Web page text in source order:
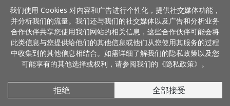
我们使用 Cookies 对内容和广告进行个性化，提供社交媒体功能，
并分析我们的流量。我们还与我们的社交媒体以及广告和分析业务
合作伙伴共享您使用我们网站的相关信息，这些合作伙伴可能会将
此类信息与您提供给他们的其他信息或他们从您使用其服务的过程
中收集到的其他信息相结合。如需详细了解我们的隐私政策以及您
可能享有的其他选择或权利，请参阅我们的《隐私政策》。
拒绝 全部接受
付款方式：